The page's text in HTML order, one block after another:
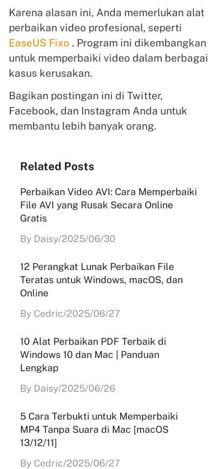
Karena alasan ini, Anda memerlukan alat
perbaikan video profesional, seperti
EaseUS Fixo . Program ini dikembangkan
untuk memperbaiki video dalam berbagai
kasus kerusakan.
Bagikan postingan ini di Twitter,
Facebook, dan Instagram Anda untuk
membantu lebih banyak orang.
Related Posts
Perbaikan Video AVI: Cara Memperbaiki
File AVI yang Rusak Secara Online
Gratis
By Daisy/2025/06/30
12 Perangkat Lunak Perbaikan File
Teratas untuk Windows, macOS, dan
Online
By Cedric/2025/06/27
10 Alat Perbaikan PDF Terbaik di
Windows 10 dan Mac | Panduan
Lengkap
By Daisy/2025/06/26
5 Cara Terbukti untuk Memperbaiki
MP4 Tanpa Suara di Mac [macOS
13/12/11]
By Cedric/2025/06/27